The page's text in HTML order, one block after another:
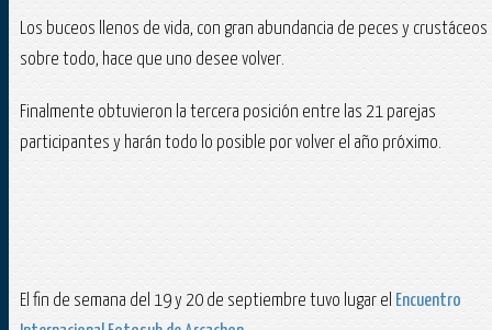
Los buceos llenos de vida, con gran abundancia de peces y crustáceos
sobre todo, hace que uno desee volver.
Finalmente obtuvieron la tercera posición entre las 21 parejas
participantes y harán todo lo posible por volver el año próximo.
El fin de semana del 19 y 20 de septiembre tuvo lugar el Encuentro